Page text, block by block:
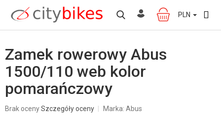
treści
KOSZYK
PLN
Zamek rowerowy Abus
1500/110 web kolor
pomarańczowy
Średnia
Brak ocenySzczegóły oceny Marka: Abus